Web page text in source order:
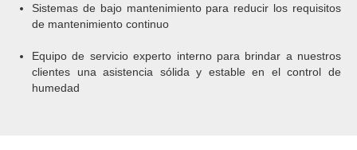
Sistemas de bajo mantenimiento para reducir los requisitos
de mantenimiento continuo
Equipo de servicio experto interno para brindar a nuestros
clientes una asistencia sólida y estable en el control de
humedad